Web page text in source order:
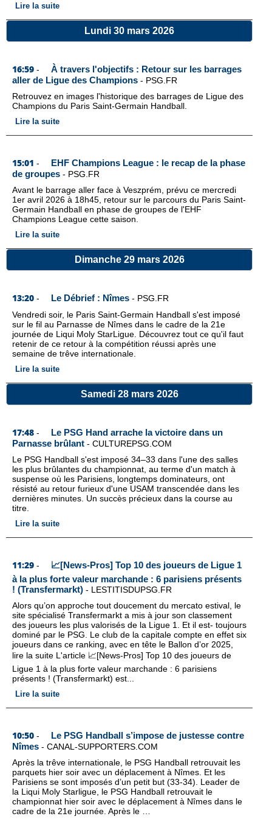
Lire la suite
Lundi 30 mars 2026
16:59 -
À travers l'objectifs : Retour sur les barrages
aller de Ligue des Champions - PSG.FR
Retrouvez en images l'historique des barrages de Ligue des
Champions du Paris Saint-Germain Handball.
Lire la suite
15:01 -
EHF Champions League : le recap de la phase
de groupes - PSG.FR
Avant le barrage aller face à Veszprém, prévu ce mercredi
1er avril 2026 à 18h45, retour sur le parcours du Paris Saint-
Germain Handball en phase de groupes de l'EHF
Champions League cette saison.
Lire la suite
Dimanche 29 mars 2026
13:20 - Le Débrief : Nîmes - PSG.FR
Vendredi soir, le Paris Saint-Germain Handball s'est imposé
sur le fil au Parnasse de Nîmes dans le cadre de la 21e
journée de Liqui Moly StarLigue. Découvrez tout ce qu'il faut
retenir de ce retour à la compétition réussi après une
semaine de trêve internationale.
Lire la suite
Samedi 28 mars 2026
17:48 -
Le PSG Hand arrache la victoire dans un
Parnasse brûlant - CULTUREPSG.COM
Le PSG Handball s'est imposé 34–33 dans l'une des salles
les plus brûlantes du championnat, au terme d'un match à
suspense où les Parisiens, longtemps dominateurs, ont
résisté au retour furieux d'une USAM transcendée dans les
dernières minutes. Un succès précieux dans la course au
titre.
Lire la suite
11:29 -
📈[News-Pros] Top 10 des joueurs de Ligue 1
à la plus forte valeur marchande : 6 parisiens présents
! (Transfermarkt) - LESTITISDUPSG.FR
Alors qu’on approche tout doucement du mercato estival, le
site spécialisé Transfermarkt a mis à jour son classement
des joueurs les plus valorisés de la Ligue 1. Et il est- toujours
dominé par le PSG. Le club de la capitale compte en effet six
joueurs dans ce ranking, avec en tête le Ballon d’or 2025,
lire la suite L'article 📈[News-Pros] Top 10 des joueurs de
Ligue 1 à la plus forte valeur marchande : 6 parisiens
présents ! (Transfermarkt) est...
Lire la suite
10:50 -
Le PSG Handball s’impose de justesse contre
Nîmes - CANAL-SUPPORTERS.COM
Après la trêve internationale, le PSG Handball retrouvait les
parquets hier soir avec un déplacement à Nîmes. Et les
Parisiens se sont imposés d’un petit but (33-34). Leader de
la Liqui Moly Starligue, le PSG Handball retrouvait le
championnat hier soir avec le déplacement à Nîmes dans le
cadre de la 21e journée. Après le …